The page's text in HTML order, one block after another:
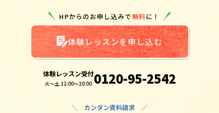
HPからのお申し込みで無料に！
体験レッスンを申し込む
体験レッスン受付
火～土 12:00～20:00 0120-95-2542
＼ カンタン資料請求 ／